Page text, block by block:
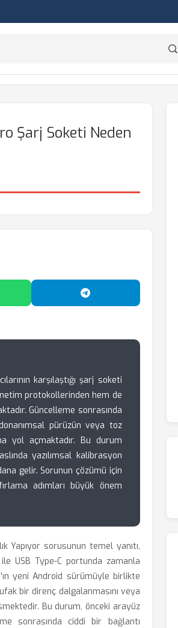
Şarj Soketi Neden
Paylaş Telegram'da Paylaş
karşılaştığı şarj soketi
protokollerinden hem de
Güncelleme sonrasında
pürüzün veya toz
yol açmaktadır. Bu durum
yazılımsal kalibrasyon
gelir. Sorunun çözümü için
adımları büyük önem
Yapıyor sorusunun temel yanıtı,
USB Type-C portunda zamanla
yeni Android sürümüyle birlikte
bir direnç dalgalanmasını veya
Bu durum, önceki arayüz
sonrasında ciddi bir bağlantı